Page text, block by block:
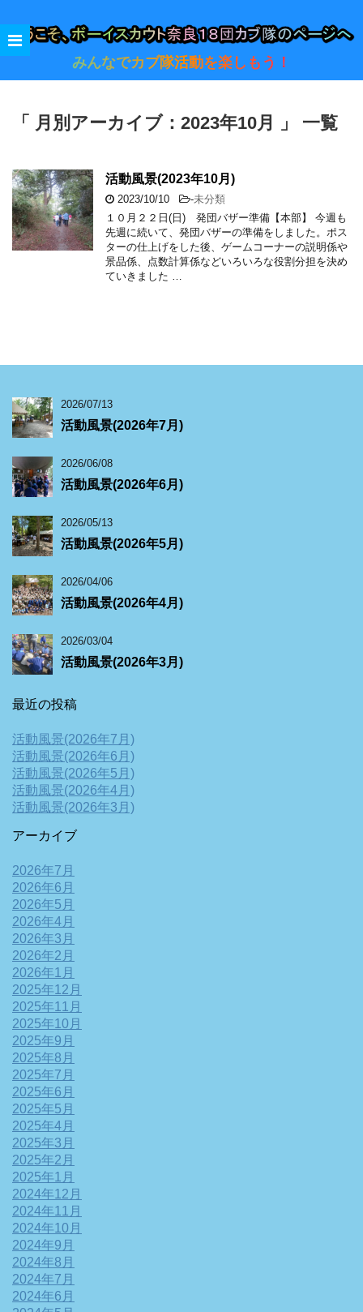
みんなでカブ隊活動を楽しもう！
「 月別アーカイブ：2023年10月 」 一覧
活動風景(2023年10月)
2023/10/10 -未分類
１０月２２日(日) 発団バザー準備【本部】 今週も
先週に続いて、発団バザーの準備をしました。ポス
ターの仕上げをした後、ゲームコーナーの説明係や
景品係、点数計算係などいろいろな役割分担を決め
ていきました …
2026/07/13
活動風景(2026年7月)
2026/06/08
活動風景(2026年6月)
2026/05/13
活動風景(2026年5月)
2026/04/06
活動風景(2026年4月)
2026/03/04
活動風景(2026年3月)
最近の投稿
活動風景(2026年7月)
活動風景(2026年6月)
活動風景(2026年5月)
活動風景(2026年4月)
活動風景(2026年3月)
アーカイブ
2026年7月
2026年6月
2026年5月
2026年4月
2026年3月
2026年2月
2026年1月
2025年12月
2025年11月
2025年10月
2025年9月
2025年8月
2025年7月
2025年6月
2025年5月
2025年4月
2025年3月
2025年2月
2025年1月
2024年12月
2024年11月
2024年10月
2024年9月
2024年8月
2024年7月
2024年6月